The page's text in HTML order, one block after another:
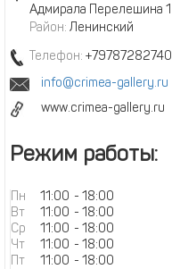
Адмирала Перелешина 1
Район: Ленинский
Телефон: +79787282740
info@crimea-gallery.ru
www.crimea-gallery.ru
Режим работы:
Пн 11:00 - 18:00
Вт
11:00 - 18:00
Ср
11:00 - 18:00
Чт
11:00 - 18:00
Пт
11:00 - 18:00